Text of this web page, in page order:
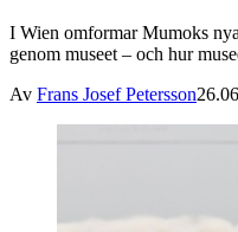
I Wien omformar Mumoks
genom museet – och hur
Av Frans Josef Petersson